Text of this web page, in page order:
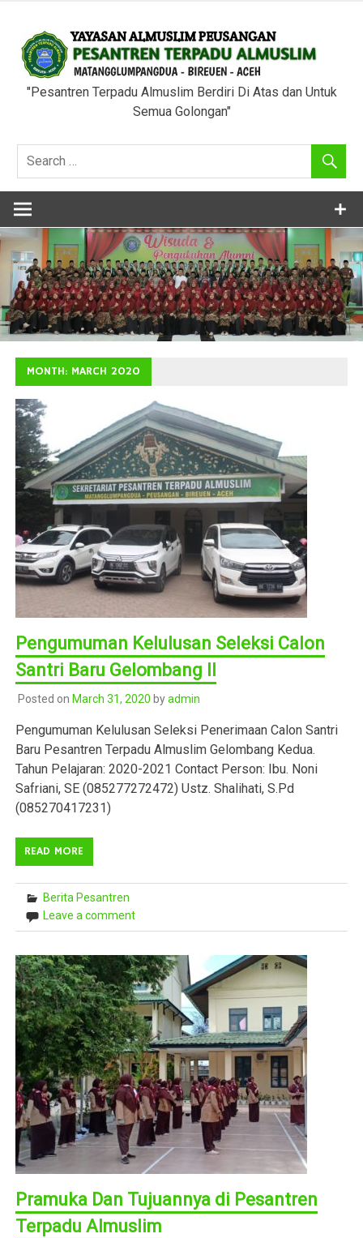
content
"Pesantren Terpadu Almuslim Berdiri Di Atas dan Untuk
Semua Golongan"
MONTH: MARCH 2020
Pengumuman Kelulusan Seleksi Calon
Santri Baru Gelombang II
Posted on March 31, 2020 byadmin
Pengumuman Kelulusan Seleksi Penerimaan Calon Santri
Baru Pesantren Terpadu Almuslim Gelombang Kedua.
Tahun Pelajaran: 2020-2021 Contact Person: Ibu. Noni
Safriani, SE (085277272472) Ustz. Shalihati, S.Pd
(085270417231)
READ MORE
Berita Pesantren
Leave a comment
Pramuka Dan Tujuannya di Pesantren
Terpadu Almuslim